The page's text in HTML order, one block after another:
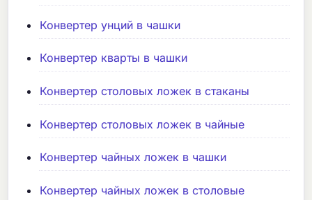
Конвертер унций в чашки
Конвертер кварты в чашки
Конвертер столовых ложек в стаканы
Конвертер столовых ложек в чайные
Конвертер чайных ложек в чашки
Конвертер чайных ложек в столовые